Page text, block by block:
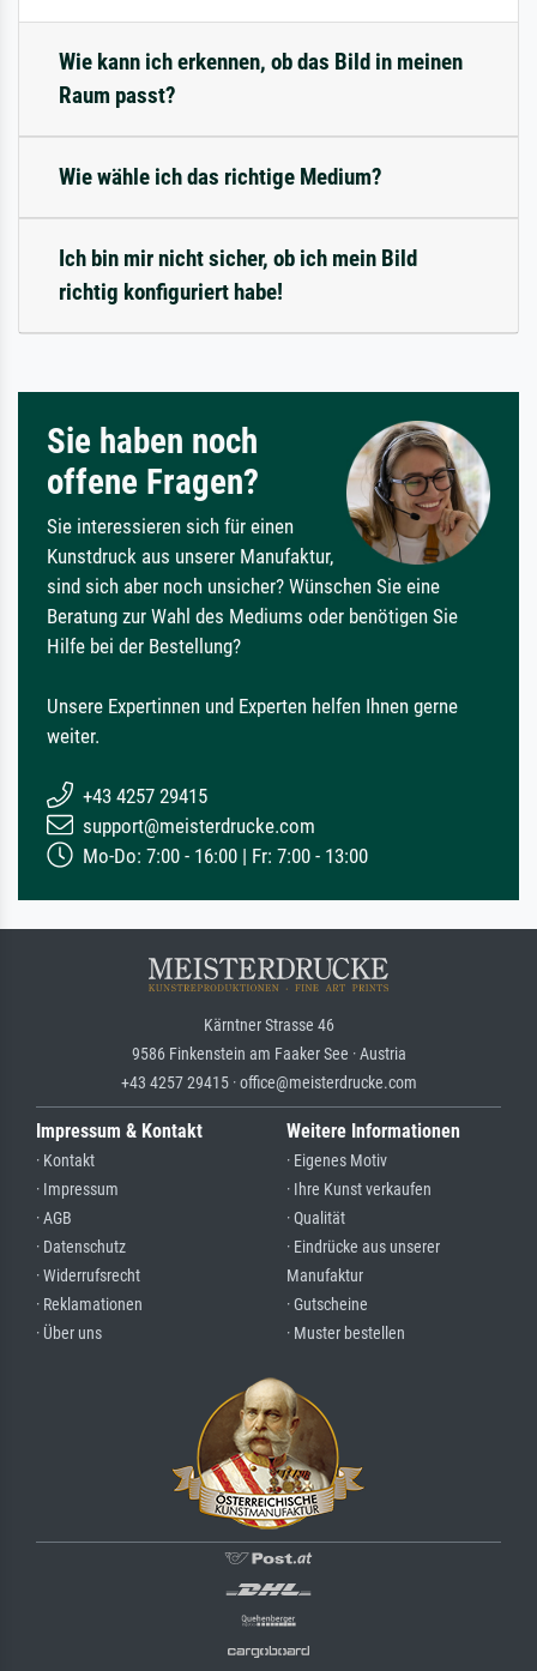
Wie kann ich erkennen, ob das Bild in meinen
Raum passt?
Wie wähle ich das richtige Medium?
Ich bin mir nicht sicher, ob ich mein Bild
richtig konfiguriert habe!
Sie haben noch
offene Fragen?
Sie interessieren sich für einen
Kunstdruck aus unserer Manufaktur,
sind sich aber noch unsicher? Wünschen Sie eine
Beratung zur Wahl des Mediums oder benötigen Sie
Hilfe bei der Bestellung?
Unsere Expertinnen und Experten helfen Ihnen gerne
weiter.
+43 4257 29415
support@meisterdrucke.com
Mo-Do: 7:00 - 16:00 | Fr: 7:00 - 13:00
Kärntner Strasse 46
9586 Finkenstein am Faaker See · Austria
+43 4257 29415 · office@meisterdrucke.com
Impressum & Kontakt
· Kontakt
· Impressum
· AGB
· Datenschutz
· Widerrufsrecht
· Reklamationen
· Über uns
Weitere Informationen
· Eigenes Motiv
· Ihre Kunst verkaufen
· Qualität
· Eindrücke aus unserer
Manufaktur
· Gutscheine
· Muster bestellen